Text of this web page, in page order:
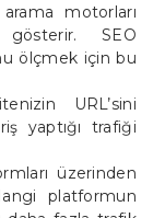
motorları
SEO
ölçmek için bu
URL’sini
yaptığı trafiği
üzerinden
platformun